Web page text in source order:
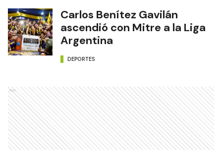
Carlos Benítez Gavilán
ascendió con Mitre a la Liga
Argentina
DEPORTES
Ads